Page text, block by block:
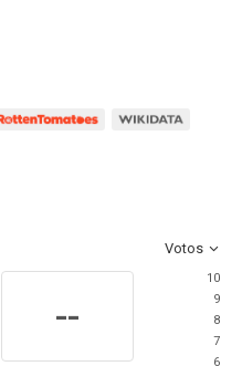
Votos
--
10
9
8
7
6